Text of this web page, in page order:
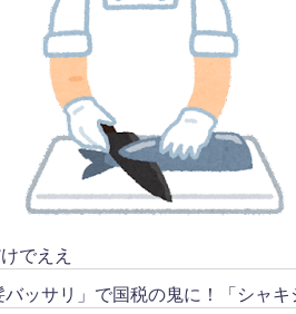
でええ
ッサリ」で国税の鬼に！「シャ